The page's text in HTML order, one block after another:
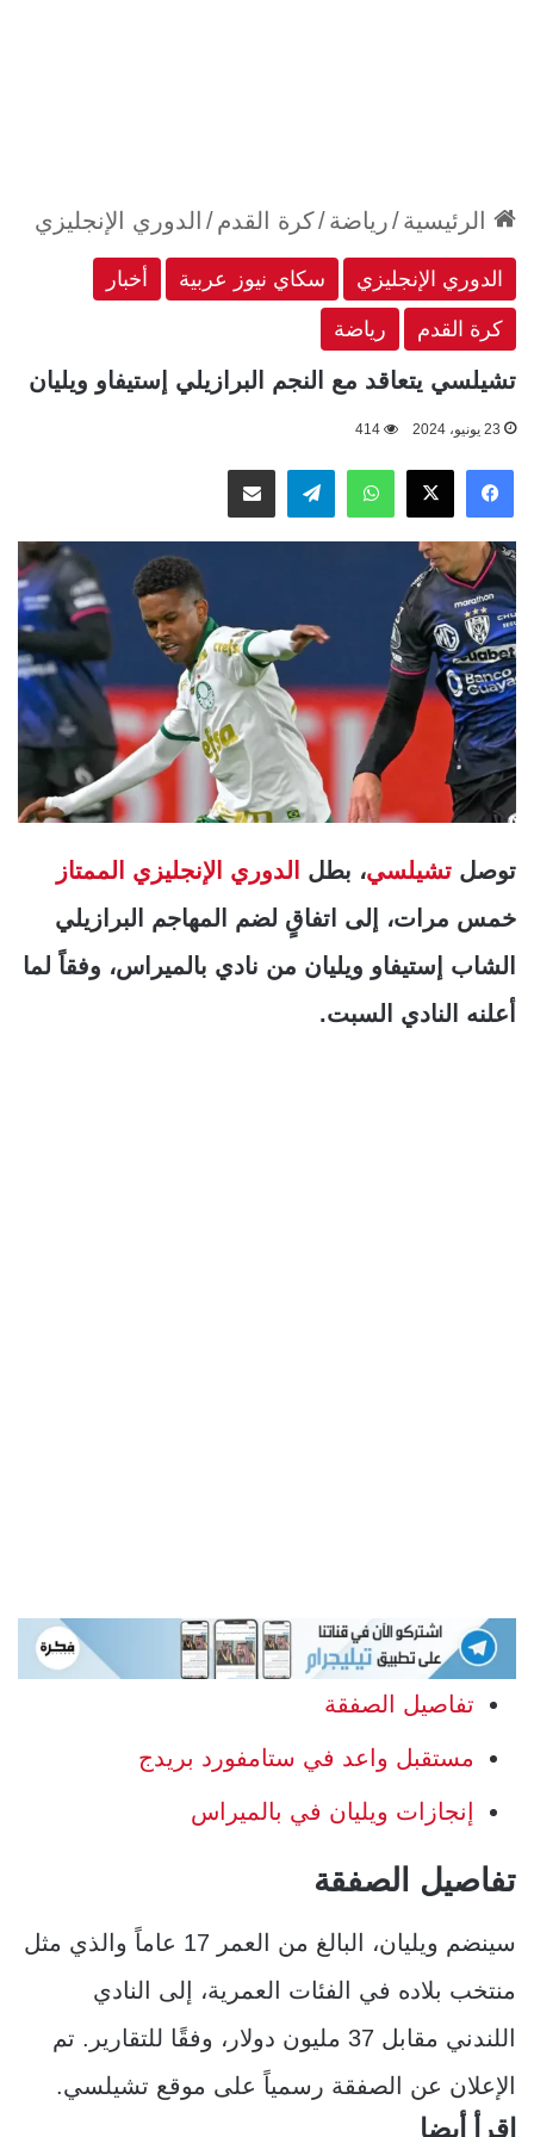
الرئيسية/رياضة/كرة القدم/ الدوري الإنجليزي
الدوري الإنجليزي سكاي نيوز عربية أخبار
كرة القدم رياضة
تشيلسي يتعاقد مع النجم البرازيلي إستيفاو ويليان
23 يونيو، 2024 414
فيسبوك
‫X واتسابتيلقراممشاركة عبر البريد
توصل تشيلسي، بطل
الدوري الإنجليزي الممتاز
خمس مرات، إلى اتفاقٍ لضم المهاجم البرازيلي
الشاب إستيفاو ويليان من نادي بالميراس، وفقاً لما
أعلنه النادي السبت.
تفاصيل الصفقة
مستقبل واعد في ستامفورد بريدج
إنجازات ويليان في بالميراس
تفاصيل الصفقة
سينضم ويليان، البالغ من العمر 17 عاماً والذي مثل
منتخب بلاده في الفئات العمرية، إلى النادي
اللندني مقابل 37 مليون دولار، وفقًا للتقارير. تم
الإعلان عن الصفقة رسمياً على موقع تشيلسي.
إقرأ أيضا